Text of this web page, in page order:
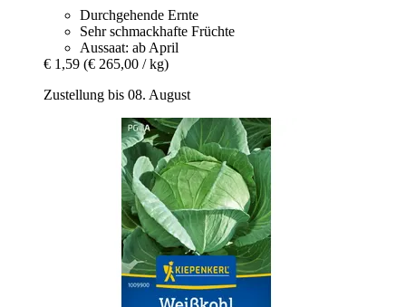
Durchgehende Ernte
Sehr schmackhafte Früchte
Aussaat: ab April
€ 1,59 (€ 265,00 / kg)
Zustellung bis 08. August